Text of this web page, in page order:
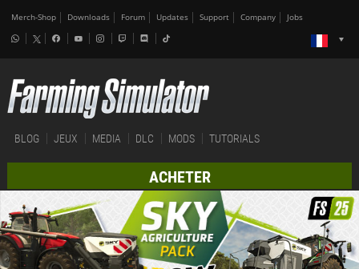
Merch-Shop Downloads Forum Updates Support Company Jobs
BLOG JEUX MEDIA DLC MODS TUTORIALS
ACHETER